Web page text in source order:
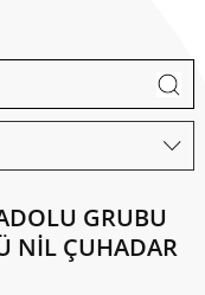
GRUBU
NİL ÇUHADAR